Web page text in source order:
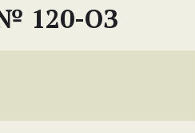
120-ОЗ